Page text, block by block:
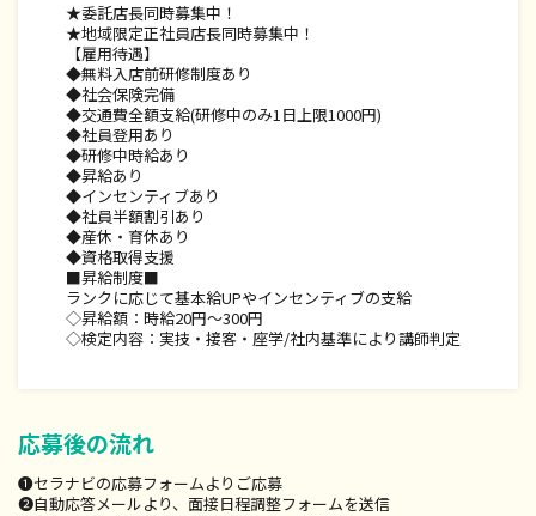
★委託店長同時募集中！
★地域限定正社員店長同時募集中！
【雇用待遇】
◆無料入店前研修制度あり
◆社会保険完備
◆交通費全額支給(研修中のみ1日上限1000円)
◆社員登用あり
◆研修中時給あり
◆昇給あり
◆インセンティブあり
◆社員半額割引あり
◆産休・育休あり
◆資格取得支援
■昇給制度■
ランクに応じて基本給UPやインセンティブの支給
◇昇給額：時給20円～300円
◇検定内容：実技・接客・座学/社内基準により講師判定
応募後の流れ
❶セラナビの応募フォームよりご応募
❷自動応答メールより、面接日程調整フォームを送信